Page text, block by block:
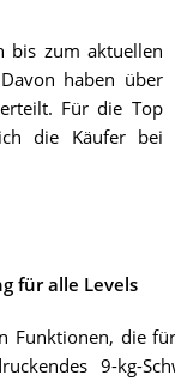
bis zum aktuellen
haben über
Für die Top
die Käufer bei
für alle Levels
Funktionen, die
9-kg-